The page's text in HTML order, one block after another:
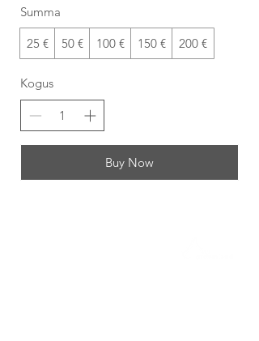
Summa
25 € 50 € 100 € 150 € 200 €
Kogus
Buy Now